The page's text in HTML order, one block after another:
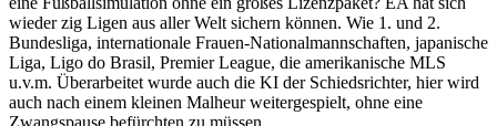
wieder zig Ligen aus aller Welt sichern können. Wie 1. und 2.
Bundesliga, internationale Frauen-Nationalmannschaften, japanische
Liga, Ligo do Brasil, Premier League, die amerikanische MLS
u.v.m. Überarbeitet wurde auch die KI der Schiedsrichter, hier wird
auch nach einem kleinen Malheur weitergespielt, ohne eine